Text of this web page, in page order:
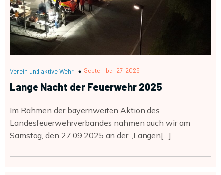
Verein und aktive Wehr September 27, 2025
Lange Nacht der Feuerwehr 2025
Im Rahmen der bayernweiten Aktion des
Landesfeuerwehrverbandes nahmen auch wir am
Samstag, den 27.09.2025 an der „Langen[…]